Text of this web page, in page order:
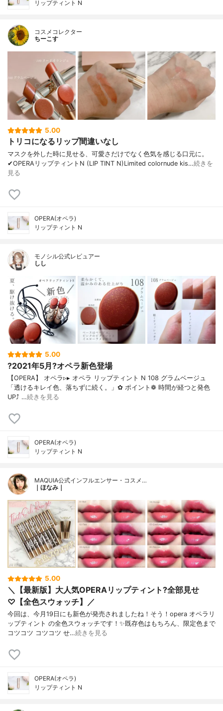
リップティント N
コスメコレクター
ちーこす
5.00
トリコになるリップ間違いなし
マスクを外した時に見せる、可愛さだけでなく色気を感じる口元に。
✔︎OPERAリップティントN (LIP TINT N)Limited colornude kis…続きを
見る
OPERA(オペラ)
リップティント N
モノシル公式レビュアー
しし
5.00
?2021年5月?オペラ新色登場
【OPERA】 オペラ▹▸ オペラ リップティント N 108 グラムベージュ
「透けるキレイ色、落ちずに続く。」✿ ポイント❁︎ 時間が経つと発色
UP⤴ …続きを見る
OPERA(オペラ)
リップティント N
MAQUIA公式インフルエンサー・コスメ…
｜ほなみ｜
5.00
＼【最新版】大人気OPERAリップティント?全部見せ
♡【全色スウォッチ】／
今回は、今月19日にも新色が発売されましたね！そう！opera オペラリ
ップティント の全色スウォッチです！✨既存色はもちろん、限定色まで
コツコツ コツコツ せ…続きを見る
OPERA(オペラ)
リップティント N